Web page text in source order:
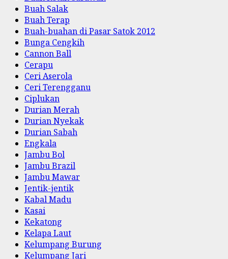
Buah Salak
Buah Terap
Buah-buahan di Pasar Satok 2012
Bunga Cengkih
Cannon Ball
Cerapu
Ceri Aserola
Ceri Terengganu
Ciplukan
Durian Merah
Durian Nyekak
Durian Sabah
Engkala
Jambu Bol
Jambu Brazil
Jambu Mawar
Jentik-jentik
Kabal Madu
Kasai
Kekatong
Kelapa Laut
Kelumpang Burung
Kelumpang Jari